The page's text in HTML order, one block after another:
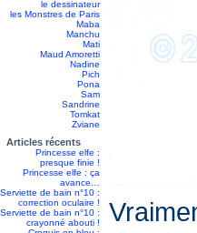
le dessinateur
les Monstres de Paris
Maba
Manchu
Mati
Maud Amoretti
Nadine
Pich
Pona
Sam
Sandrine
Tomkat
Zviane
Articles récents
Princesse elfe :
presque finie !
Princesse elfe : ça
avance…
Serviette de bain n°10 :
correction oculaire !
Serviette de bain n°10 :
crayonné abouti !